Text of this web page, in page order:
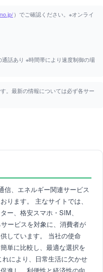
）でご確認ください。※オンライ
話あり ※時間帯により速度制御の場
。最新の情報については必ず各サー
信、エネルギー関連サービス
ります。 主なサイトでは、
ー、格安スマホ・SIM、
ービスを対象に、消費者が
しています。 当社の使命
単に比較し、最適な選択を
により、日常生活に欠かせ